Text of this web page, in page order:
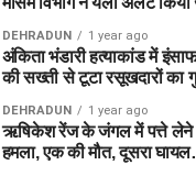
DEHRADUN 1 year ago
अंकिता भंडारी हत्याकांड में
की सख्ती से टूटा रसूखदारों
DEHRADUN 1 year ago
ऋषिकेश रेंज के जंगल में पत्ते लेने
हमला, एक की मौत, दूसरा